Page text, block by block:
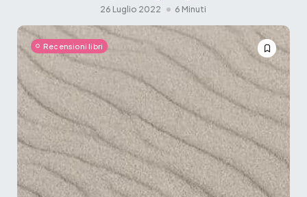
26 Luglio 2022 6 Minuti
Recensioni libri